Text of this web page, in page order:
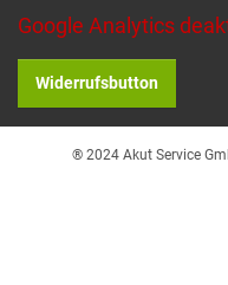
Google Analytics
Widerrufsbutton
® 2024 Akut Service